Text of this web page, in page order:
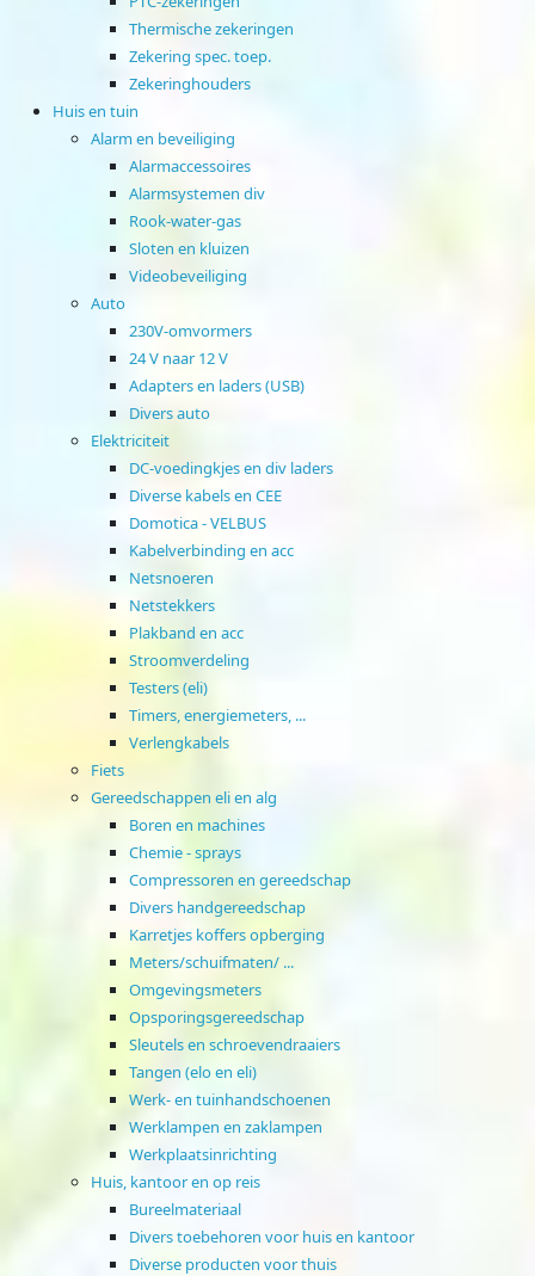
Thermische zekeringen
Zekering spec. toep.
Zekeringhouders
Huis en tuin
Alarm en beveiliging
Alarmaccessoires
Alarmsystemen div
Rook-water-gas
Sloten en kluizen
Videobeveiliging
Auto
230V-omvormers
24 V naar 12 V
Adapters en laders (USB)
Divers auto
Elektriciteit
DC-voedingkjes en div laders
Diverse kabels en CEE
Domotica - VELBUS
Kabelverbinding en acc
Netsnoeren
Netstekkers
Plakband en acc
Stroomverdeling
Testers (eli)
Timers, energiemeters, ...
Verlengkabels
Fiets
Gereedschappen eli en alg
Boren en machines
Chemie - sprays
Compressoren en gereedschap
Divers handgereedschap
Karretjes koffers opberging
Meters/schuifmaten/ ...
Omgevingsmeters
Opsporingsgereedschap
Sleutels en schroevendraaiers
Tangen (elo en eli)
Werk- en tuinhandschoenen
Werklampen en zaklampen
Werkplaatsinrichting
Huis, kantoor en op reis
Bureelmateriaal
Divers toebehoren voor huis en kantoor
Diverse producten voor thuis